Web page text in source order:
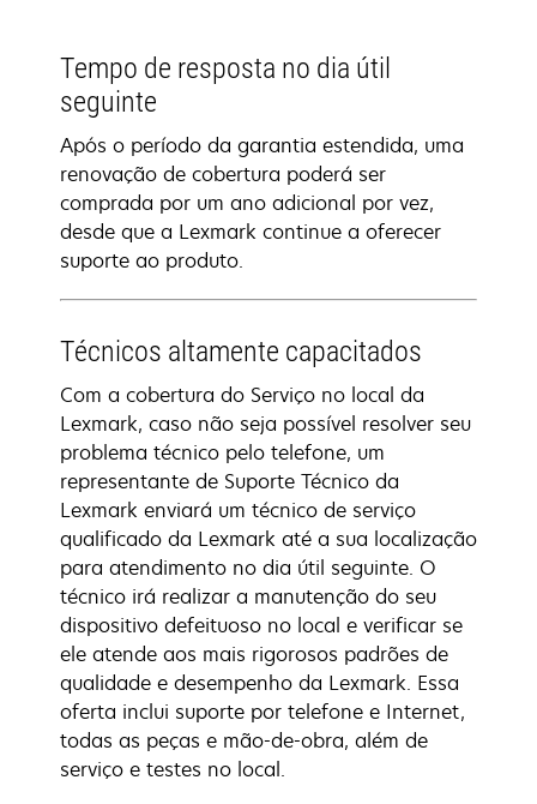
Tempo de resposta no dia útil
seguinte
Após o período da garantia estendida, uma
renovação de cobertura poderá ser
comprada por um ano adicional por vez,
desde que a Lexmark continue a oferecer
suporte ao produto.
Técnicos altamente capacitados
Com a cobertura do Serviço no local da
Lexmark, caso não seja possível resolver seu
problema técnico pelo telefone, um
representante de Suporte Técnico da
Lexmark enviará um técnico de serviço
qualificado da Lexmark até a sua localização
para atendimento no dia útil seguinte. O
técnico irá realizar a manutenção do seu
dispositivo defeituoso no local e verificar se
ele atende aos mais rigorosos padrões de
qualidade e desempenho da Lexmark. Essa
oferta inclui suporte por telefone e Internet,
todas as peças e mão-de-obra, além de
serviço e testes no local.